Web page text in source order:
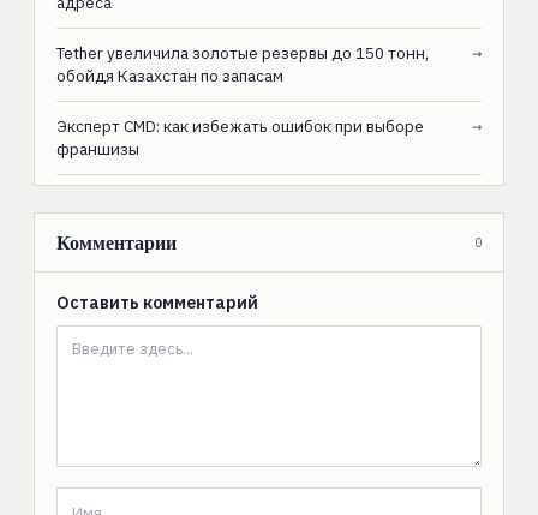
Tether увеличила золотые резервы до 150 тонн,
обойдя Казахстан по запасам
→
Эксперт CMD: как избежать ошибок при выборе
франшизы
→
Комментарии 0
Оставить комментарий